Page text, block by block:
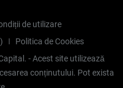
de utilizare
Politica de Cookies
- Acest site utilizează
conținutului. Pot exista